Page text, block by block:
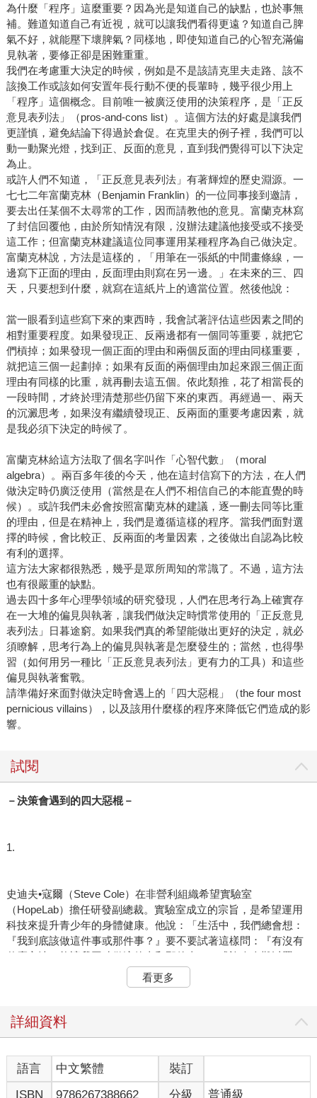
為什麼「程序」這麼重要？因為光是知道自己的缺點，也於事無
補。難道知道自己有近視，就可以讓我們看得更遠？知道自己脾
氣不好，就能壓下壞脾氣？同樣地，即使知道自己的心智充滿偏
見執著，要修正卻是困難重重。
我們在考慮重大決定的時候，例如是不是該請克里夫走路、該不
該換工作或該如何安置年長行動不便的長輩時，幾乎很少用上
「程序」這個概念。目前唯一被廣泛使用的決策程序，是「正反
意見表列法」（pros-and-cons list）。這個方法的好處是讓我們
更謹慎，避免結論下得過於倉促。在克里夫的例子裡，我們可以
動一動聚光燈，找到正、反面的意見，直到我們覺得可以下決定
為止。
或許人們不知道，「正反意見表列法」有著輝煌的歷史淵源。一
七七二年富蘭克林（Benjamin Franklin）的一位同事接到邀請，
要去出任某個不太尋常的工作，因而請教他的意見。富蘭克林寫
了封信回覆他，由於所知情況有限，沒辦法建議他接受或不接受
這工作；但富蘭克林建議這位同事運用某種程序為自己做決定。
富蘭克林說，方法是這樣的，「用筆在一張紙的中間畫條線，一
邊寫下正面的理由，反面理由則寫在另一邊。」在未來的三、四
天，只要想到什麼，就寫在這紙片上的適當位置。然後他說：
當一眼看到這些寫下來的東西時，我會試著評估這些因素之間的
相對重要程度。如果發現正、反兩邊都有一個同等重要，就把它
們槓掉；如果發現一個正面的理由和兩個反面的理由同樣重要，
就把這三個一起劃掉；如果有反面的兩個理由加起來跟三個正面
理由有同樣的比重，就再刪去這五個。依此類推，花了相當長的
一段時間，才終於理清楚那些仍留下來的東西。再經過一、兩天
的沉澱思考，如果沒有繼續發現正、反兩面的重要考慮因素，就
是我必須下決定的時候了。
富蘭克林給這方法取了個名字叫作「心智代數」（moral
algebra）。兩百多年後的今天，他在這封信寫下的方法，在人們
做決定時仍廣泛使用（當然是在人們不相信自己的本能直覺的時
候）。或許我們未必會按照富蘭克林的建議，逐一刪去同等比重
的理由，但是在精神上，我們是遵循這樣的程序。當我們面對選
擇的時候，會比較正、反兩面的考量因素，之後做出自認為比較
有利的選擇。
這方法大家都很熟悉，幾乎是眾所周知的常識了。不過，這方法
也有很嚴重的缺點。
過去四十多年心理學領域的研究發現，人們在思考行為上確實存
在一大堆的偏見與執著，讓我們做決定時慣常使用的「正反意見
表列法」日暮途窮。如果我們真的希望能做出更好的決定，就必
須瞭解，思考行為上的偏見與執著是怎麼發生的；當然，也得學
習（如何用另一種比「正反意見表列法」更有力的工具）和這些
偏見與執著奮戰。
請準備好來面對做決定時會遇上的「四大惡棍」（the four most
pernicious villains），以及該用什麼樣的程序來降低它們造成的影
響。
試閱
－決策會遇到的四大惡棍－
1.
史迪夫•寇爾（Steve Cole）在非營利組織希望實驗室
（HopeLab）擔任研發副總裁。實驗室成立的宗旨，是希望運用
科技來提升青少年的身體健康。他說：「生活中，我們總會想：
『我到底該做這件事或那件事？』要不要試著這樣問：『有沒有
什麼方法，能讓我同時做這件事和那件事？』或許令人難以置
信，但在多數情況下，人們是可以同時完成兩件工作的。」
寇爾帶領希望實驗室的團隊執行一項重要企畫，要尋找具專業設
量。舊金山灣區具備這種能力的公司至少有七、八家。依商業議
但寇爾這次沒這麼做，他用的是「賽馬模式」（horse race）。他
縮減了工作範圍，使之僅涵蓋此企畫的第一階段，然後同時請五
看更多
詳細資料
語言 中文繁體
裝訂
ISBN
9786267388662 分級 普通級